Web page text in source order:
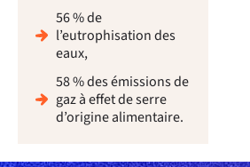
56 % de
l’eutrophisation des
eaux,
58 % des émissions de
gaz à effet de serre
d’origine alimentaire.